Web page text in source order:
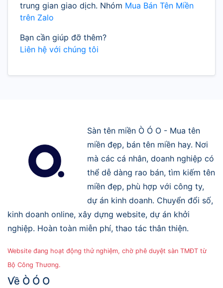
trung gian giao dịch. Nhóm Mua Bán Tên Miền
trên Zalo
Bạn cần giúp đỡ thêm?
Liên hệ với chúng tôi
Sàn tên miền Ò Ó O - Mua tên
miền đẹp, bán tên miền hay. Nơi
mà các cá nhân, doanh nghiệp có
thể dễ dàng rao bán, tìm kiếm tên
miền đẹp, phù hợp với công ty,
dự án kinh doanh. Chuyển đổi số,
kinh doanh online, xây dựng website, dự án khởi
nghiệp. Hoàn toàn miễn phí, thao tác thân thiện.
Website đang hoạt động thử nghiệm, chờ phê duyệt sàn TMĐT từ
Bộ Công Thương.
Về Ò Ó O